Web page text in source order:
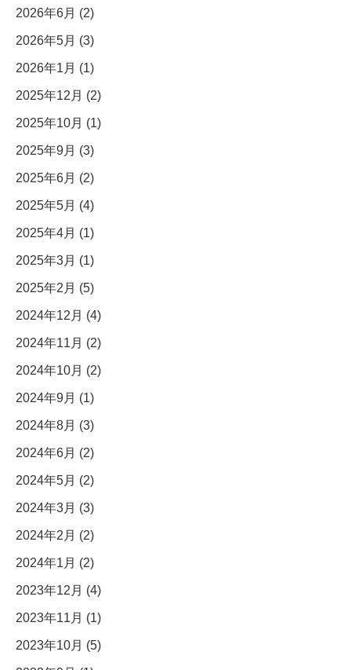
2026年6月 (2)
2026年5月 (3)
2026年1月 (1)
2025年12月 (2)
2025年10月 (1)
2025年9月 (3)
2025年6月 (2)
2025年5月 (4)
2025年4月 (1)
2025年3月 (1)
2025年2月 (5)
2024年12月 (4)
2024年11月 (2)
2024年10月 (2)
2024年9月 (1)
2024年8月 (3)
2024年6月 (2)
2024年5月 (2)
2024年3月 (3)
2024年2月 (2)
2024年1月 (2)
2023年12月 (4)
2023年11月 (1)
2023年10月 (5)